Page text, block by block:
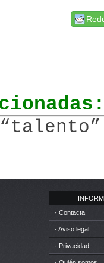
· Contacta
· Aviso legal
· Privacidad